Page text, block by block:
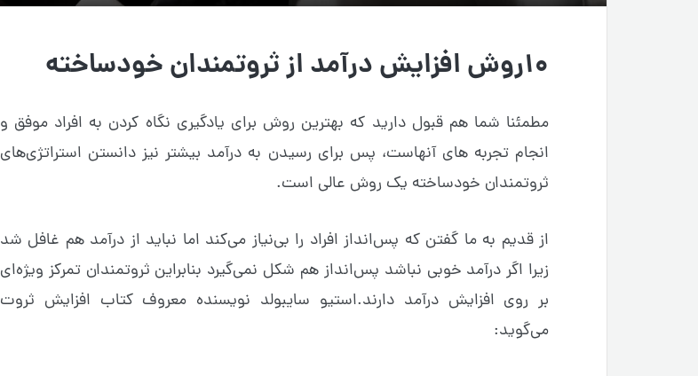
۱۰روش افزایش درآمد از ثروتمندان خودساخته
مطمئنا شما هم قبول دارید که بهترین روش برای یادگیری نگاه کردن به افراد موفق و
انجام تجربه های آنهاست، پس برای رسیدن به درآمد بیشتر نیز دانستن استراتژی‌های
ثروتمندان خودساخته یک روش عالی است.
از قدیم به ما گفتن که پس‌انداز افراد را بی‌نیاز می‌کند اما نباید از درآمد هم غافل شد
زیرا اگر درآمد خوبی نباشد پس‌انداز هم شکل نمی‌گیرد بنابراین ثروتمندان تمرکز ویژه‌ای
بر روی افزایش درآمد دارند.استیو سایبولد نویسنده معروف کتاب افزایش ثروت
می‌گوید: